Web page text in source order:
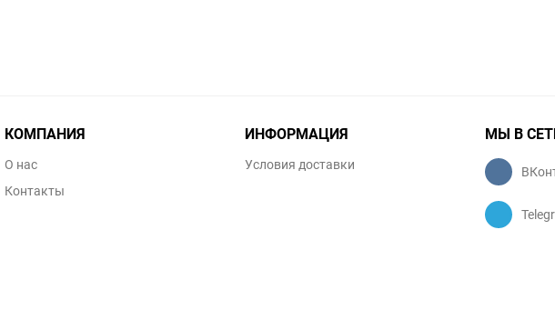
КОМПАНИЯ
О нас
Контакты
ИНФОРМАЦИЯ
Условия доставки
МЫ В